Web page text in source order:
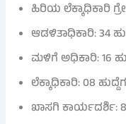
ಹಿರಿಯ ಲೆಕ್ಕಾಧಿಕಾರಿ
ಆಡಳಿತಾಧಿಕಾರಿ: 34
ಮಳಿಗೆ ಅಧಿಕಾರಿ: 16
ಲೆಕ್ಕಾಧಿಕಾರಿ: 08
ಖಾಸಗಿ ಕಾರ್ಯದರ್ಶಿ: